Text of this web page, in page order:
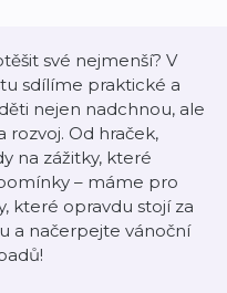
své nejmenší? V
sdílíme praktické a
nejen nadchnou, ale
Od hraček,
na zážitky, které
– máme pro
které opravdu stojí za
a načerpejte vánoční